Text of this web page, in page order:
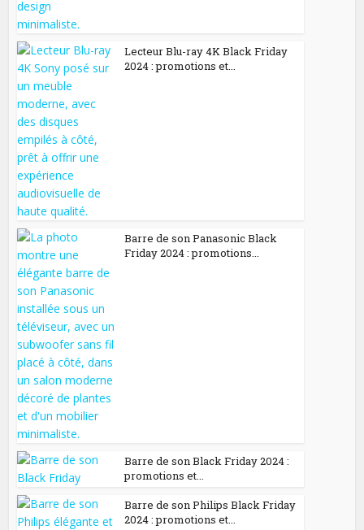
Lecteur Blu-ray 4K Black Friday
2024 : promotions et...
Barre de son Panasonic Black
Friday 2024 : promotions...
Barre de son Black Friday 2024 :
promotions et...
Barre de son Philips Black Friday
2024 : promotions et...